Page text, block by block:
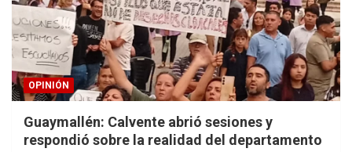
OPINIÓN
Guaymallén: Calvente abrió sesiones y
respondió sobre la realidad del departamento